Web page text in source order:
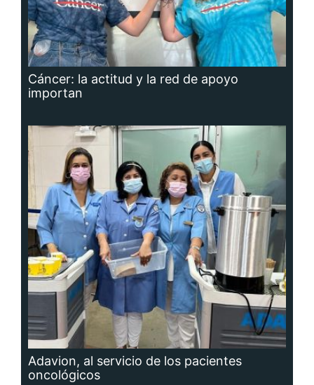
Cáncer: la actitud y la red de apoyo
importan
Adavion, al servicio de los pacientes
oncológicos